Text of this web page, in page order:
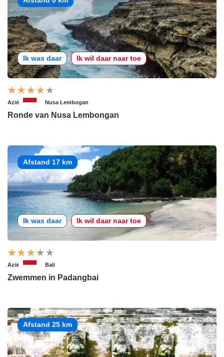
Ik was daar Ik wil daar naar toe
Azië Nusa Lembogan
Ronde van Nusa Lembongan
Afstand 17 km
Ik was daar Ik wil daar naar toe
Azië Bali
Zwemmen in Padangbai
Afstand 25 km